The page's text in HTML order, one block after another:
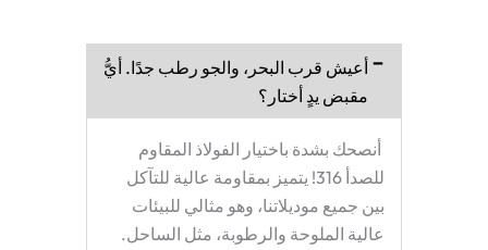
أعيش قرب البحر، والجو رطب جدًا. أيُّ
مقبض يدٍ أختار؟
أنصحك بشدة باختيار الفولاذ المقاوم
للصدأ 316! يتميز بمقاومة عالية للتآكل
بين جميع موديلاتنا، وهو مثالي للبيئات
عالية الملوحة والرطوبة، مثل الساحل.